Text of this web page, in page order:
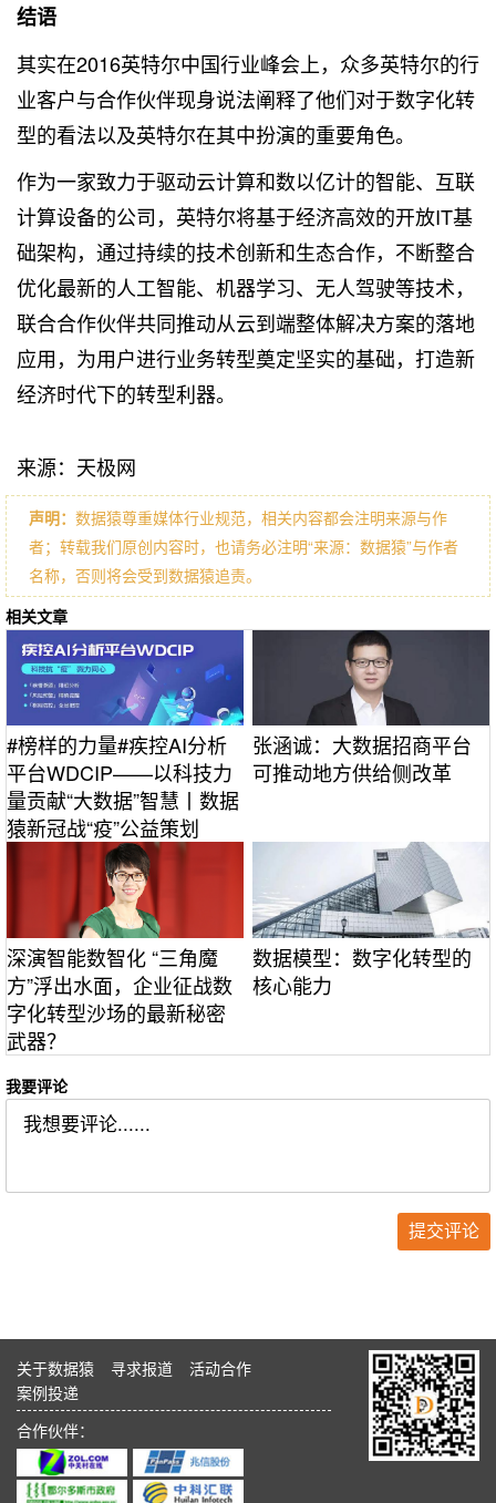
结语
其实在2016英特尔中国行业峰会上，众多英特尔的行
业客户与合作伙伴现身说法阐释了他们对于数字化转
型的看法以及英特尔在其中扮演的重要角色。
作为一家致力于驱动云计算和数以亿计的智能、互联
计算设备的公司，英特尔将基于经济高效的开放IT基
础架构，通过持续的技术创新和生态合作，不断整合
优化最新的人工智能、机器学习、无人驾驶等技术，
联合合作伙伴共同推动从云到端整体解决方案的落地
应用，为用户进行业务转型奠定坚实的基础，打造新
经济时代下的转型利器。
来源：天极网
声明： 数据猿尊重媒体行业规范，相关内容都会注明来源与作
者；转载我们原创内容时，也请务必注明“来源：数据猿”与作者
名称，否则将会受到数据猿追责。
相关文章
#榜样的力量#疾控AI分析
平台WDCIP——以科技力
量贡献“大数据”智慧丨数据
猿新冠战“疫”公益策划
张涵诚：大数据招商平台
可推动地方供给侧改革
深演智能数智化 “三角魔
方”浮出水面，企业征战数
字化转型沙场的最新秘密
武器？
数据模型：数字化转型的
核心能力
我要评论
关于数据猿 寻求报道
活动合作
案例投递
合作伙伴：